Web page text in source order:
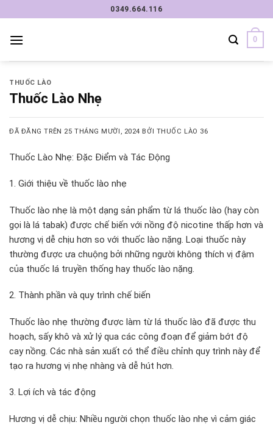
đến
nội
0349.664.116
0
THUỐC LÀO
Thuốc Lào Nhẹ
ĐÃ ĐĂNG TRÊN 25 THÁNG MƯỜI, 2024 BỞI THUỐC LÀO 36
Thuốc Lào Nhẹ: Đặc Điểm và Tác Động
1. Giới thiệu về thuốc lào nhẹ
Thuốc lào nhẹ là một dạng sản phẩm từ lá thuốc lào (hay còn
gọi là lá tabak) được chế biến với nồng độ nicotine thấp hơn và
hương vị dễ chịu hơn so với thuốc lào nặng. Loại thuốc này
thường được ưa chuộng bởi những người không thích vị đậm
của thuốc lá truyền thống hay thuốc lào nặng.
2. Thành phần và quy trình chế biến
Thuốc lào nhẹ thường được làm từ lá thuốc lào đã được thu
hoạch, sấy khô và xử lý qua các công đoạn để giảm bớt độ
cay nồng. Các nhà sản xuất có thể điều chỉnh quy trình này để
tạo ra hương vị nhẹ nhàng và dễ hút hơn.
3. Lợi ích và tác động
Hương vị dễ chịu: Nhiều người chọn thuốc lào nhẹ vì cảm giác